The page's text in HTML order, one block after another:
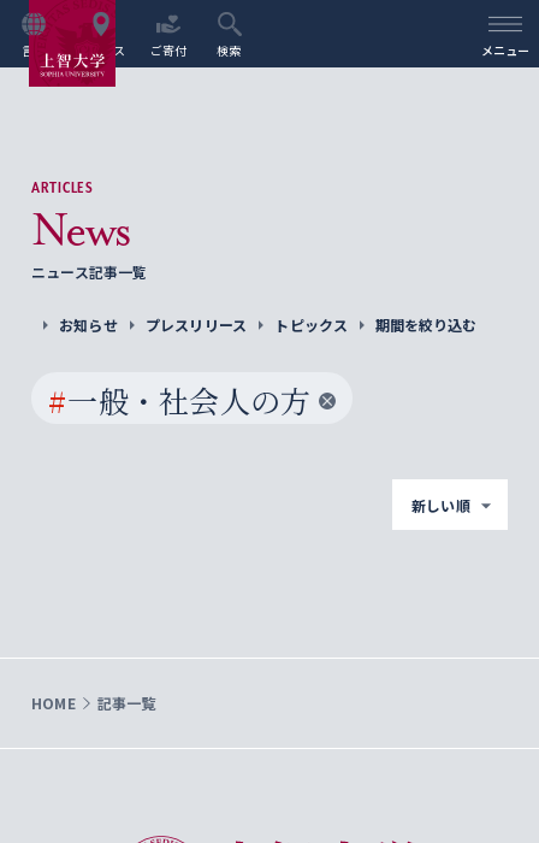
言語 アクセス ご寄付 検索 メニュー
ARTICLES
News
ニュース記事一覧
お知らせ プレスリリース トピックス 期間を絞り込む
#一般・社会人の方
新しい順
HOME 記事一覧